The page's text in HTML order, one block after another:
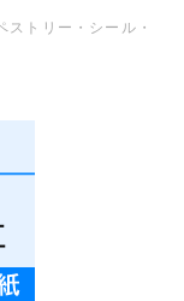
トリー・シール・